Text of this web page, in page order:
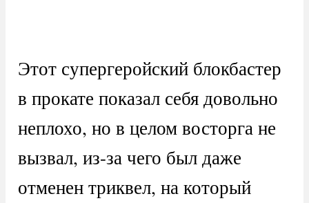
Этот супергеройский блокбастер
в прокате показал себя довольно
неплохо, но в целом восторга не
вызвал, из-за чего был даже
отменен триквел, на который